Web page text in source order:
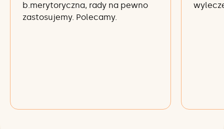
b.merytoryczna, rady na pewno
zastosujemy. Polecamy.